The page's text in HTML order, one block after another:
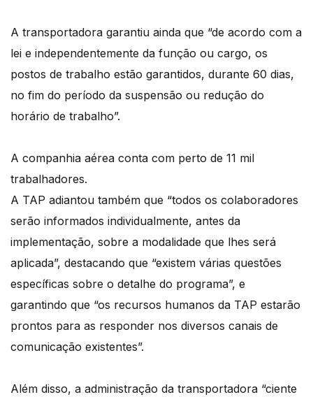
A transportadora garantiu ainda que “de acordo com a
lei e independentemente da função ou cargo, os
postos de trabalho estão garantidos, durante 60 dias,
no fim do período da suspensão ou redução do
horário de trabalho”.
A companhia aérea conta com perto de 11 mil
trabalhadores.
A TAP adiantou também que “todos os colaboradores
serão informados individualmente, antes da
implementação, sobre a modalidade que lhes será
aplicada”, destacando que “existem várias questões
específicas sobre o detalhe do programa”, e
garantindo que “os recursos humanos da TAP estarão
prontos para as responder nos diversos canais de
comunicação existentes”.
Além disso, a administração da transportadora “ciente